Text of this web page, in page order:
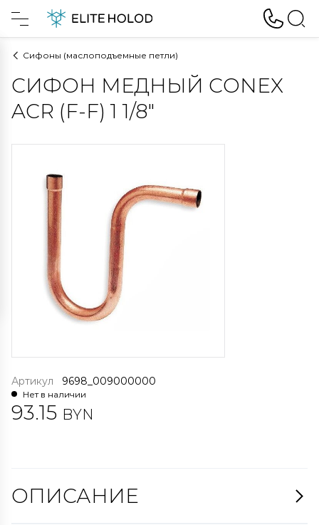
Сифоны (маслоподъемные петли)
СИФОН МЕДНЫЙ CONEX
ACR (F-F) 1 1/8"
Артикул 9698_009000000
Нет в наличии
93.15 BYN
ОПИСАНИЕ